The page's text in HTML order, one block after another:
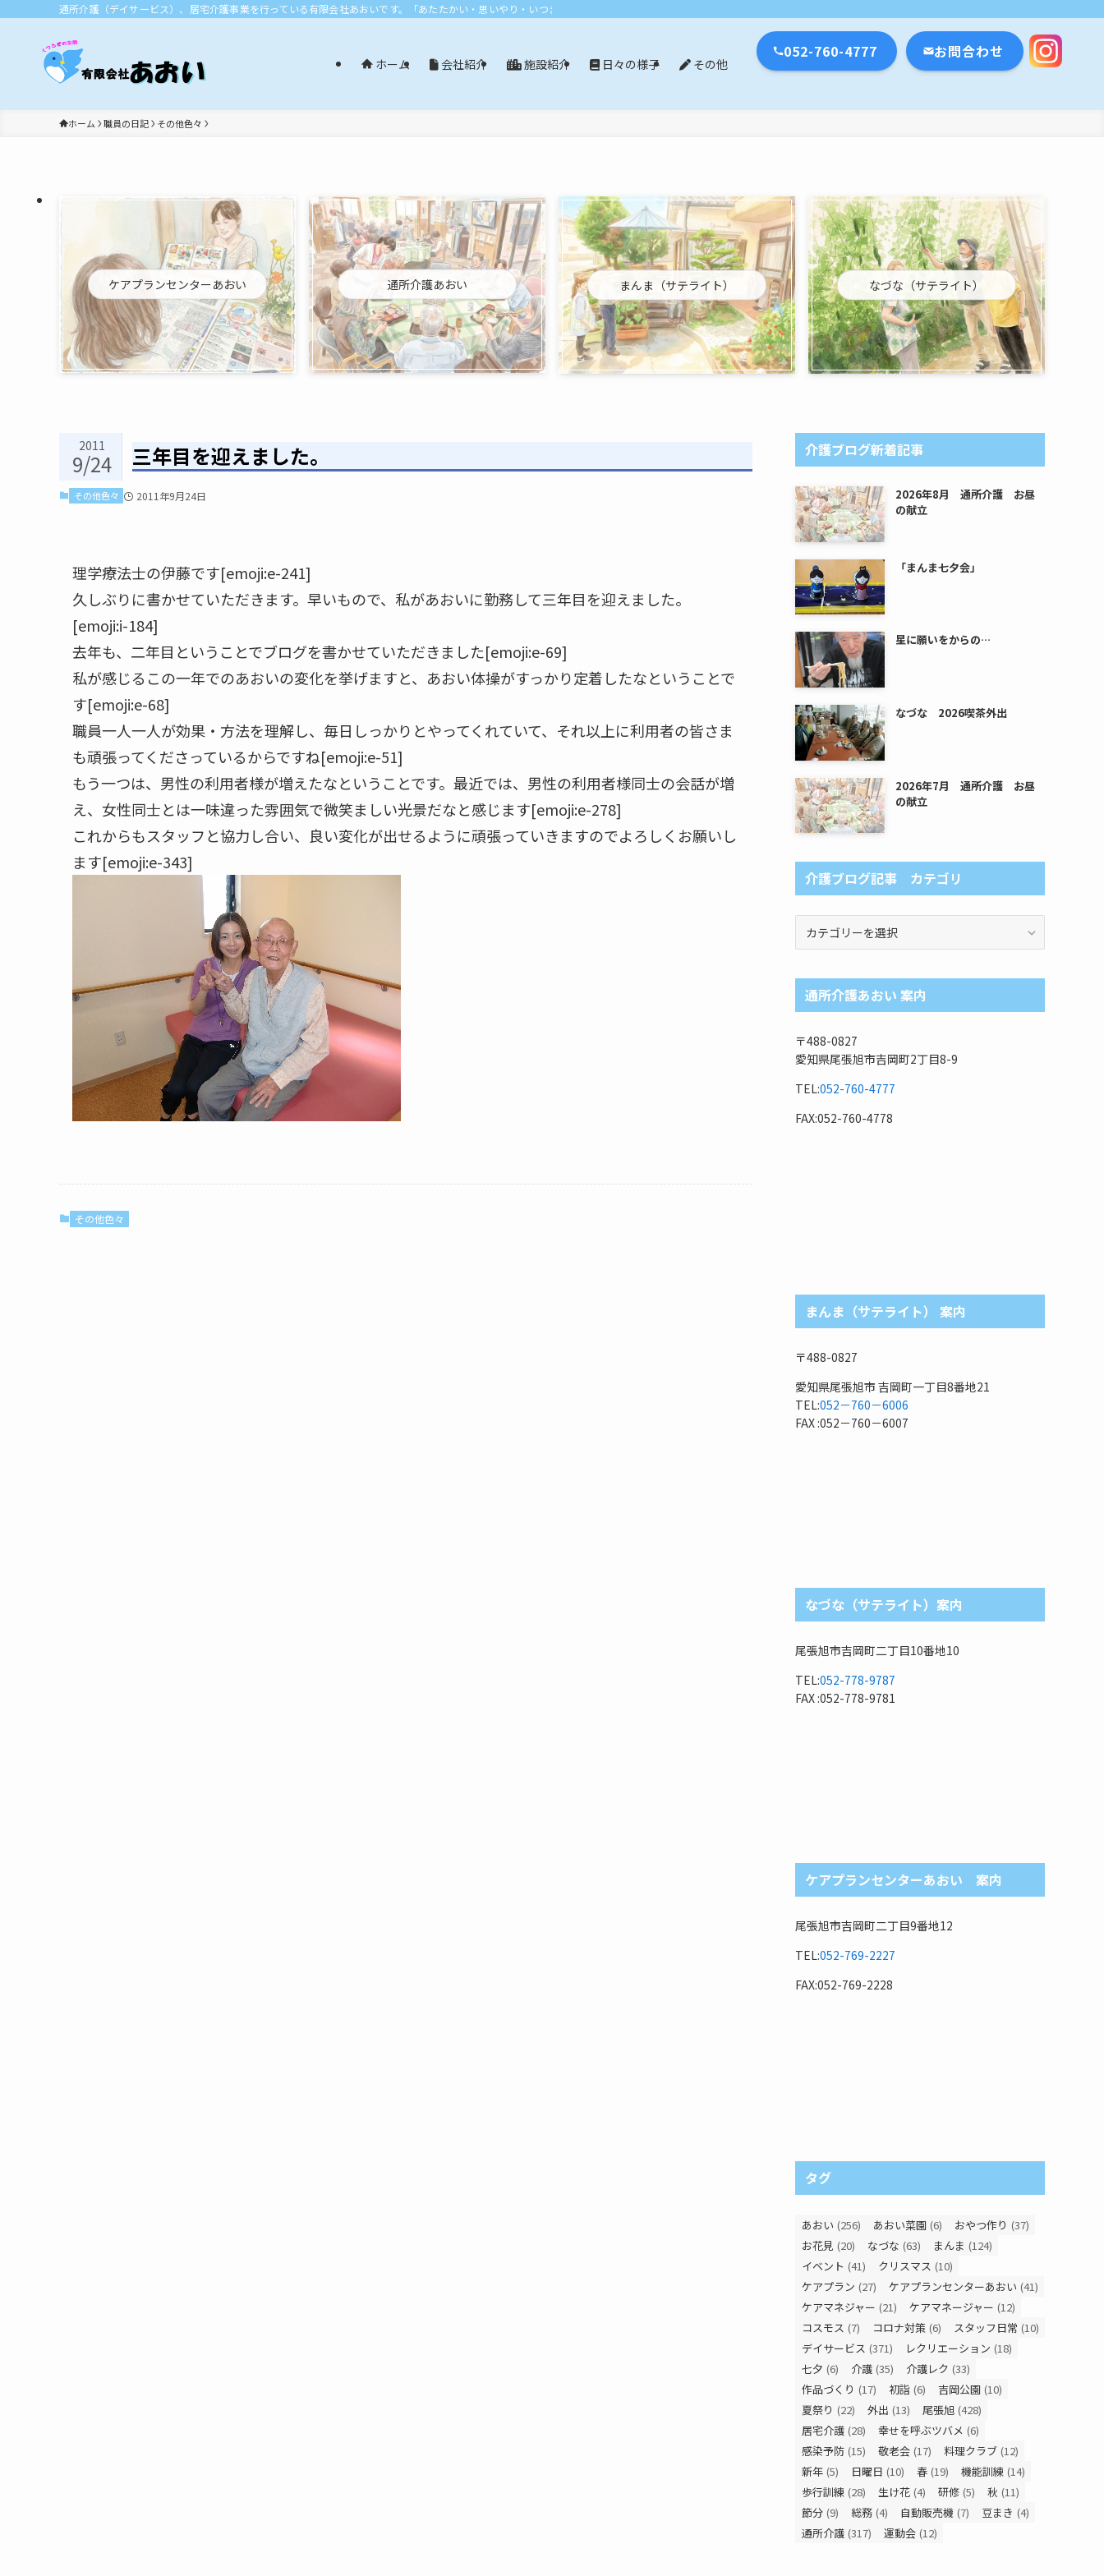
通所介護（デイサービス）、居宅介護事業を行っている有限会社あおいです。「あたたかい・思いやり・いつまでも」エリア：尾張旭市・長久手市・瀬戸市・名古屋市
ホーム 会社紹介 施設紹介 日々の様子 その他
052-760-4777 お問合わせ
ホーム 職員の日記 その他色々
ケアプランセンターあおい 通所介護あおい まんま（サテライト） なづな（サテライト）
三年目を迎えました。
2011
9/24
その他色々 2011年9月24日
理学療法士の伊藤です[emoji:e-241]
久しぶりに書かせていただきます。早いもので、私があおいに勤務して三年目を迎えました。
[emoji:i-184]
去年も、二年目ということでブログを書かせていただきました[emoji:e-69]
私が感じるこの一年でのあおいの変化を挙げますと、あおい体操がすっかり定着したなということで
す[emoji:e-68]
職員一人一人が効果・方法を理解し、毎日しっかりとやってくれていて、それ以上に利用者の皆さま
も頑張ってくださっているからですね[emoji:e-51]
もう一つは、男性の利用者様が増えたなということです。最近では、男性の利用者様同士の会話が増
え、女性同士とは一味違った雰囲気で微笑ましい光景だなと感じます[emoji:e-278]
これからもスタッフと協力し合い、良い変化が出せるように頑張っていきますのでよろしくお願いし
ます[emoji:e-343]
その他色々
介護ブログ新着記事
2026年8月 通所介護 お昼
の献立
「まんま七夕会」
星に願いをからの…
なづな 2026喫茶外出
2026年7月 通所介護 お昼
の献立
介護ブログ記事 カテゴリ
ロ
グ
記
カ
テ
ゴ
通所介護あおい 案内
〒488-0827
愛知県尾張旭市吉岡町2丁目8-9
TEL:052-760-4777
FAX:052-760-4778
まんま（サテライト） 案内
〒488-0827
愛知県尾張旭市 吉岡町一丁目8番地21
TEL:052－760－6006
FAX :052－760－6007
なづな（サテライト）案内
尾張旭市吉岡町二丁目10番地10
TEL:052-778-9787
FAX :052-778-9781
ケアプランセンターあおい 案内
尾張旭市吉岡町二丁目9番地12
TEL:052-769-2227
FAX:052-769-2228
タグ
あおい (256) あおい菜園 (6) おやつ作り (37)
お花見 (20) なづな (63) まんま (124)
イベント (41) クリスマス (10)
ケアプラン (27) ケアプランセンターあおい (41)
ケアマネジャー (21) ケアマネージャー (12)
コスモス (7) コロナ対策 (6) スタッフ日常 (10)
デイサービス (371) レクリエーション (18)
七夕 (6) 介護 (35) 介護レク (33)
作品づくり (17) 初詣 (6) 吉岡公園 (10)
夏祭り (22) 外出 (13) 尾張旭 (428)
居宅介護 (28) 幸せを呼ぶツバメ (6)
感染予防 (15) 敬老会 (17) 料理クラブ (12)
新年 (5) 日曜日 (10) 春 (19) 機能訓練 (14)
歩行訓練 (28) 生け花 (4) 研修 (5) 秋 (11)
節分 (9) 総務 (4) 自動販売機 (7) 豆まき (4)
通所介護 (317) 運動会 (12)